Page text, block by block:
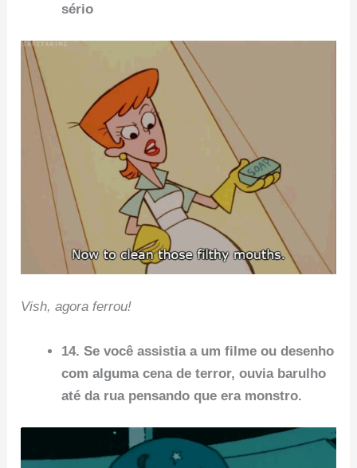
sério
Vish, agora ferrou!
14. Se você assistia a um filme ou desenho
com alguma cena de terror, ouvia barulho
até da rua pensando que era monstro.